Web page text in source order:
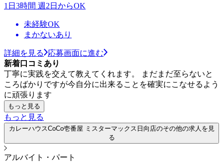
1日3時間 週2日からOK
未経験OK
まかないあり
詳細を見る
応募画面に進む
新着口コミあり
丁寧に実践を交えて教えてくれます。 まだまだ至らないと
ころばかりですが今自分に出来ることを確実にこなせるよう
に頑張ります
もっと見る
もっと見る
カレーハウスCoCo壱番屋 ミスターマックス日向店のその他の求人を見
る
アルバイト・パート